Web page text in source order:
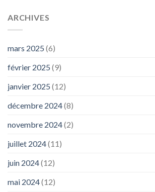
ARCHIVES
mars 2025 (6)
février 2025 (9)
janvier 2025 (12)
décembre 2024(8)
novembre 2024(2)
juillet 2024(11)
juin 2024(12)
mai 2024(12)